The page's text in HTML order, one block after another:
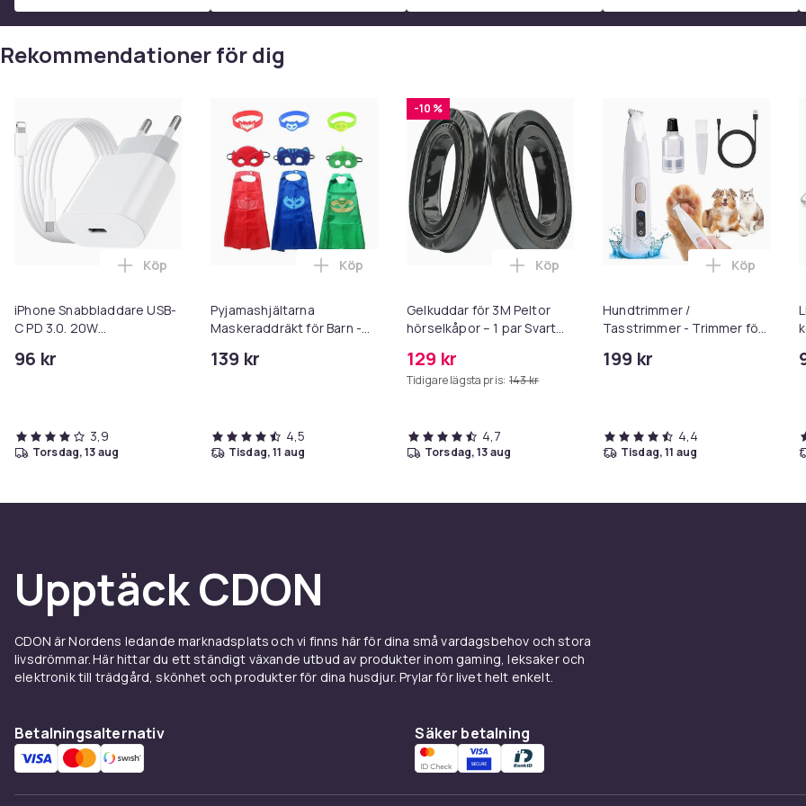
Rekommendationer för dig
iPhone Snabbladdare USB-
C PD 3.0. 20W
96 kr
Lägg till iPhone Snabbladdare USB-C PD 3.0. 20W Strömadapter + Kabel i varukorgen
Köp
3,9
torsdag, 13 aug
Pyjamashjältarna
Maskeraddräkt för Barn -
139 kr
Lägg till Pyjamashjältarna Maskeraddräkt för Barn - Blue i varukorgen
Köp
4,5
tisdag, 11 aug
-10 %
Gelkuddar för 3M Peltor
hörselkåpor – 1 par Svart
129 kr
Tidigare lägsta pris: 143 kr
Lägg till Gelkuddar för 3M Peltor
Köp
4,7
torsdag, 13 aug
Hundtrimmer /
Tasstrimmer - Trimmer för
199 kr
Lägg till
Köp
4,4
tisdag, 11 aug
Upptäck CDON
CDON är Nordens ledande marknadsplats och vi finns här för dina små vardagsbehov och stora
livsdrömmar. Här hittar du ett ständigt växande utbud av produkter inom gaming, leksaker och
elektronik till trädgård, skönhet och produkter för dina husdjur. Prylar för livet helt enkelt.
Betalningsalternativ Säker betalning